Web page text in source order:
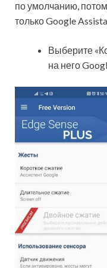
по умолчанию,
только Google
Выберите
на него